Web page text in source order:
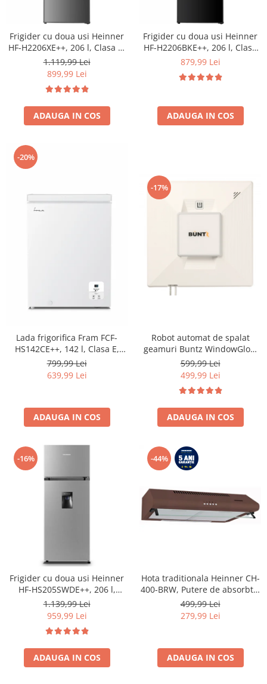
Frigider cu doua usi Heinner
HF-H2206XE++, 206 l, Clasa E,
lumina LED, 3 rafturi de sticla,
H 143 cm, Inox
1.119,99 Lei
899,99 Lei
ADAUGA IN COS
Frigider cu doua usi Heinner
HF-H2206BKE++, 206 l, Clasa
E, lumina LED, 3 rafturi de
879,99 Lei
ADAUGA IN COS
-20%
Lada frigorifica Fram FCF-
HS142CE++, 142 l, Clasa E,
Convertibil
Frigider/Congelator, Control
electronic, Display digital, Alb
799,99 Lei
639,99 Lei
ADAUGA IN COS
-17%
Robot automat de spalat
geamuri Buntz WindowGlow
BRC-J2– Putere de 72W,
2500Pa, tehnologie duala de
pulverizare, sistem anti-urme
și control inteligent, Alb
599,99 Lei
499,99 Lei
ADAUGA IN COS
-16%
Frigider cu doua usi Heinner
HF-HS205SWDE++, 206 l,
Dozator de apa, Iluminare
LED, H 143.4 cm, Clasa E,
Argintiu
1.139,99 Lei
959,99 Lei
ADAUGA IN COS
-44%
Hota traditionala Heinner CH-
400-BRW, Putere de absorbtie
326.4 mc/h, 2 motoare, 60 cm,
Maro
499,99 Lei
279,99 Lei
ADAUGA IN COS